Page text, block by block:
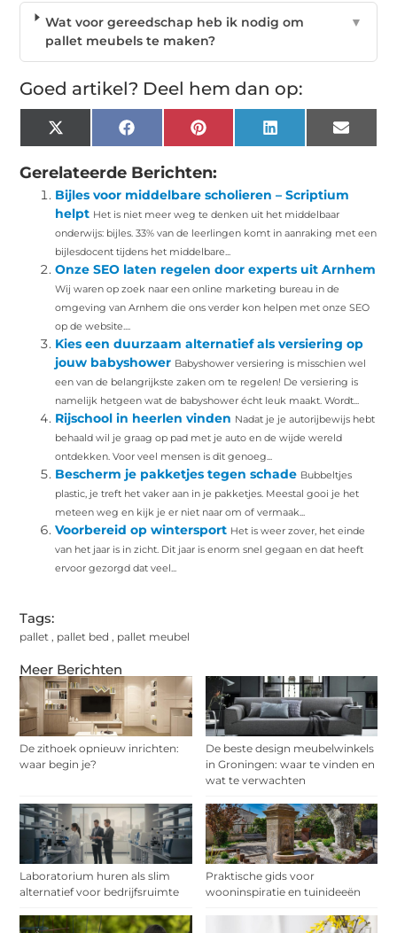
Meer Berichten
De zithoek opnieuw inrichten:
waar begin je?
De beste design meubelwinkels
in Groningen: waar te vinden en
wat te verwachten
Laboratorium huren als slim
alternatief voor bedrijfsruimte
Praktische gids voor
wooninspiratie en tuinideeën
Wat voor gereedschap heb ik nodig om
pallet meubels te maken?
▼
Goed artikel? Deel hem dan op:
X
(Twitter)
Facebook Pinterest LinkedIn Email
Gerelateerde Berichten:
Bijles voor middelbare scholieren – Scriptium
helpt Het is niet meer weg te denken uit het middelbaar
onderwijs: bijles. 33% van de leerlingen komt in aanraking met een
bijlesdocent tijdens het middelbare...
Onze SEO laten regelen door experts uit Arnhem
Wij waren op zoek naar een online marketing bureau in de
omgeving van Arnhem die ons verder kon helpen met onze SEO
op de website....
Kies een duurzaam alternatief als versiering op
jouw babyshower Babyshower versiering is misschien wel
een van de belangrijkste zaken om te regelen! De versiering is
namelijk hetgeen wat de babyshower écht leuk maakt. Wordt...
Rijschool in heerlen vinden Nadat je je autorijbewijs hebt
behaald wil je graag op pad met je auto en de wijde wereld
ontdekken. Voor veel mensen is dit genoeg...
Bescherm je pakketjes tegen schade Bubbeltjes
plastic, je treft het vaker aan in je pakketjes. Meestal gooi je het
meteen weg en kijk je er niet naar om of vermaak...
Voorbereid op wintersport Het is weer zover, het einde
van het jaar is in zicht. Dit jaar is enorm snel gegaan en dat heeft
ervoor gezorgd dat veel...
Tags:
pallet pallet bed pallet meubel